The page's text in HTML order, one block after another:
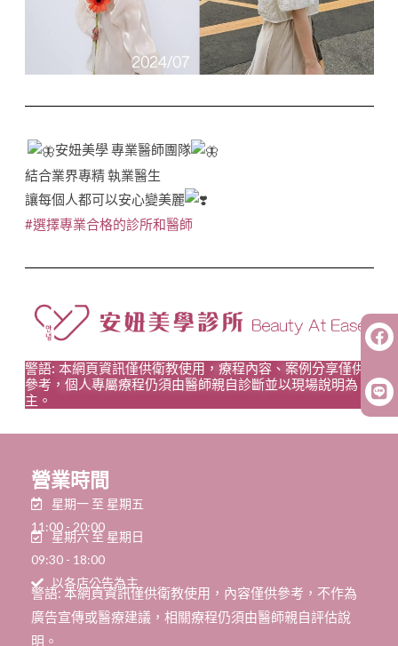
安妞美學 專業醫師團隊
結合業界專精 執業醫生
讓每個人都可以安心變美麗
#選擇專業合格的診所和醫師
警語: 本網頁資訊僅供衛教使用，療程內容、案例分享僅供
參考，個人專屬療程仍須由醫師親自診斷並以現場說明為
主。
營業時間
星期一 至 星期五
11:00 - 20:00
星期六 至 星期日
09:30 - 18:00
以各店公告為主
警語: 本網頁資訊僅供衛教使用，內容僅供參考，不作為
廣告宣傳或醫療建議，相關療程仍須由醫師親自評估說
明。